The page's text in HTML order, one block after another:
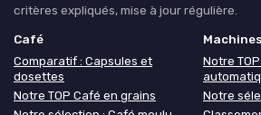
critères expliqués, mise à jour régulière.
Café
Comparatif : Capsules et
dosettes
Notre TOP Café en grains
Notre
Notre